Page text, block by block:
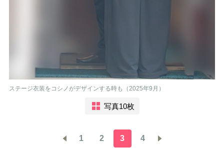
ステージ衣装をコシノがデザインする時も（2025年9月）
写真10枚
1 2 3 4